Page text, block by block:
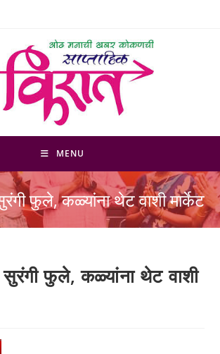
MENU
फुले, कळ्यांना थेट वाशी मार्केट
फुले, कळ्यांना थेट वाशी